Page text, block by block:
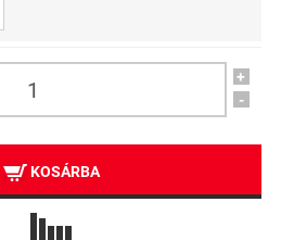
+
-
KOSÁRBA